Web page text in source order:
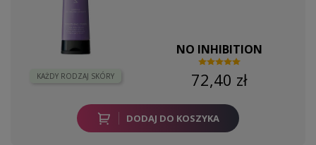
KAŻDY RODZAJ SKÓRY
NO INHIBITION
72,40 zł
DODAJ DO KOSZYKA